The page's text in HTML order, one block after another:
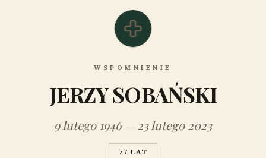
WSPOMNIENIE
JERZY SOBAŃSKI
9 lutego 1946 — 23 lutego 2023
77 LAT